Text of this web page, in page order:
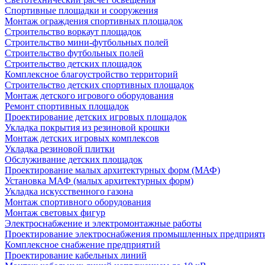
Спортивные площадки и сооружения
Монтаж ограждения спортивных площадок
Строительство воркаут площадок
Строительство мини-футбольных полей
Строительство футбольных полей
Строительство детских площадок
Комплексное благоустройство территорий
Строительство детских спортивных площадок
Монтаж детского игрового оборудования
Ремонт спортивных площадок
Проектирование детских игровых площадок
Укладка покрытия из резиновой крошки
Монтаж детских игровых комплексов
Укладка резиновой плитки
Обслуживание детских площадок
Проектирование малых архитектурных форм (МАФ)
Установка МАФ (малых архитектурных форм)
Укладка искусственного газона
Монтаж спортивного оборудования
Монтаж световых фигур
Электроснабжение и электромонтажные работы
Проектирование электроснабжения промышленных
Комплексное снабжение предприятий
Проектирование кабельных линий